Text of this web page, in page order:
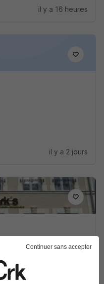
il y a 16 heures
il y a 2 jours
12,31 - 15 € / heure
Continuer sans accepter